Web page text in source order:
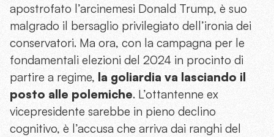
apostrofato l’arcinemesi Donald Trump, è suo
malgrado il bersaglio privilegiato dell’ironia dei
conservatori. Ma ora, con la campagna per le
fondamentali elezioni del 2024 in procinto di
partire a regime, la goliardia va lasciando il
posto alle polemiche. L’ottantenne ex
vicepresidente sarebbe in pieno declino
cognitivo, è l’accusa che arriva dai ranghi del